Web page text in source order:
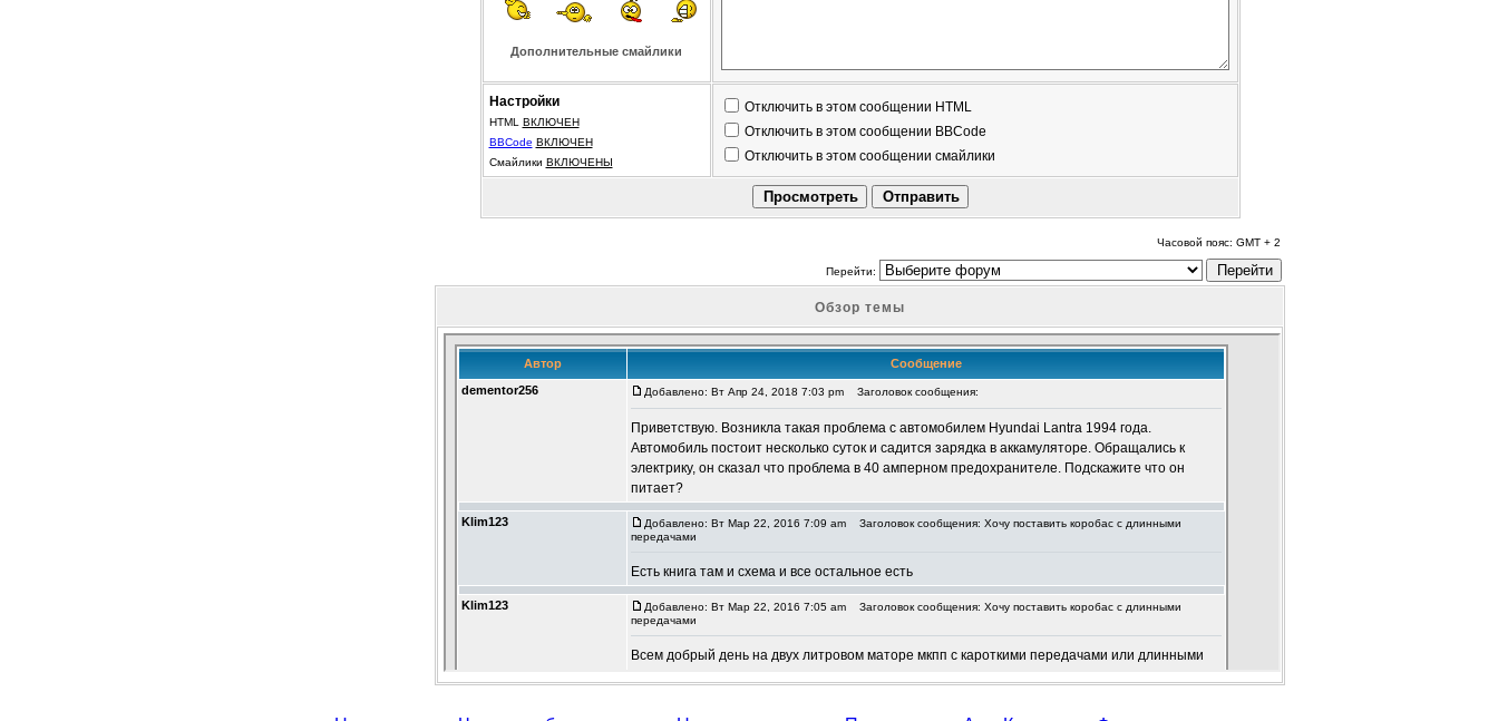
Дополнительные смайлики
Настройки
HTML ВКЛЮЧЕН
BBCode ВКЛЮЧЕН
Смайлики ВКЛЮЧЕНЫ
Отключить в этом сообщении HTML
Отключить в этом сообщении BBCode
Отключить в этом сообщении смайлики
Часовой пояс: GMT + 2
Перейти:
Обзор темы